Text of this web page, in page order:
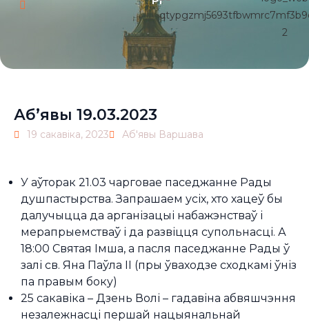
Аб’явы 19.03.2023
19 сакавіка, 2023 Аб'явы Варшава
У аўторак 21.03 чарговае паседжанне Рады
душпастырства. Запрашаем усіх, хто хацеў бы
далучыцца да арганізацыі набажэнстваў і
мерапрыемстваў і да развіцця супольнасці. А
18:00 Святая Імша, а пасля паседжанне Рады ў
залі св. Яна Паўла ІІ (пры ўваходзе сходкамі ўніз
па правым боку)
25 сакавіка – Дзень Волі – гадавіна абвяшчэння
незалежнасці першай нацыянальнай